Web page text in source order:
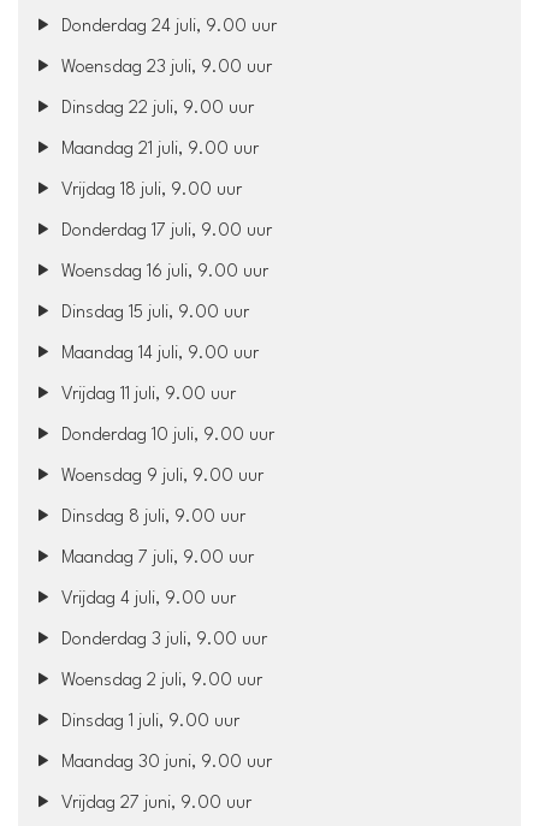
Donderdag 24 juli, 9.00 uur
Woensdag 23 juli, 9.00 uur
Dinsdag 22 juli, 9.00 uur
Maandag 21 juli, 9.00 uur
Vrijdag 18 juli, 9.00 uur
Donderdag 17 juli, 9.00 uur
Woensdag 16 juli, 9.00 uur
Dinsdag 15 juli, 9.00 uur
Maandag 14 juli, 9.00 uur
Vrijdag 11 juli, 9.00 uur
Donderdag 10 juli, 9.00 uur
Woensdag 9 juli, 9.00 uur
Dinsdag 8 juli, 9.00 uur
Maandag 7 juli, 9.00 uur
Vrijdag 4 juli, 9.00 uur
Donderdag 3 juli, 9.00 uur
Woensdag 2 juli, 9.00 uur
Dinsdag 1 juli, 9.00 uur
Maandag 30 juni, 9.00 uur
Vrijdag 27 juni, 9.00 uur